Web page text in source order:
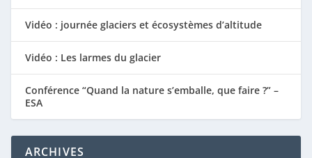
Vidéo : journée glaciers et écosystèmes d’altitude
Vidéo : Les larmes du glacier
Conférence “Quand la nature s’emballe, que faire ?” –
ESA
ARCHIVES